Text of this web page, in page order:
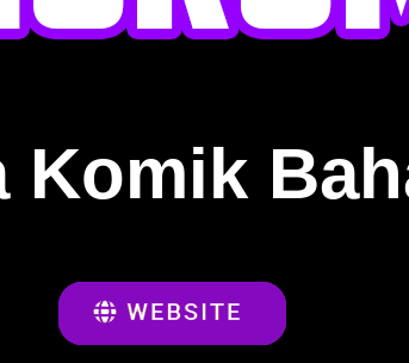
Komik